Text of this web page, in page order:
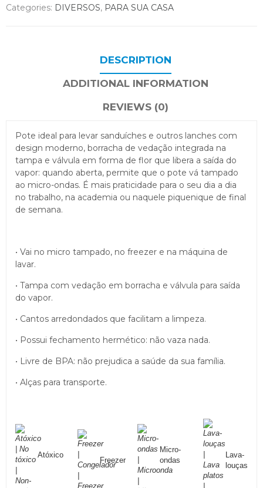
Categories: DIVERSOS, PARA SUA CASA
DESCRIPTION
ADDITIONAL INFORMATION
REVIEWS (0)
Pote ideal para levar sanduíches e outros lanches com
design moderno, borracha de vedação integrada na
tampa e válvula em forma de flor que libera a saída do
vapor: quando aberta, permite que o pote vá tampado
ao micro-ondas. É mais praticidade para o seu dia a dia
no trabalho, na academia ou naquele piquenique de final
de semana.
• Vai no micro tampado, no freezer e na máquina de
lavar.
• Tampa com vedação em borracha e válvula para saída
do vapor.
• Cantos arredondados que facilitam a limpeza.
• Possui fechamento hermético: não vaza nada.
• Livre de BPA: não prejudica a saúde da sua família.
• Alças para transporte.
Atóxico
Freezer
Micro-
ondas
Lava-
louças